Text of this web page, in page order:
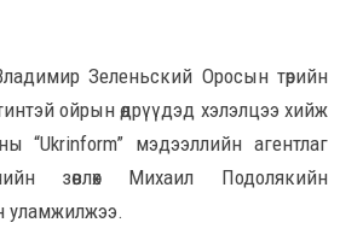
Зеленьский Оросын төрийн
ойрын өдрүүдэд хэлэлцээ хийж
“Ukrinform” мэдээллийн агентлаг
зөвлөх Михаил Подолякийн
уламжилжээ.